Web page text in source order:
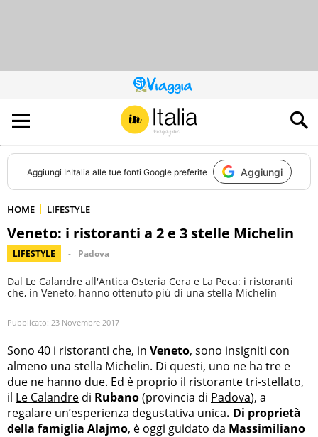
QUESTO
SITO
CONTRIBUISCE
ALL’AUDIENCE
DI
Aggiungi InItalia alle tue fonti Google preferite Aggiungi
HOME LIFESTYLE
Veneto: i ristoranti a 2 e 3 stelle Michelin
LIFESTYLE Padova
Dal Le Calandre all'Antica Osteria Cera e La Peca: i ristoranti
che, in Veneto, hanno ottenuto più di una stella Michelin
Pubblicato: 23 Novembre 2017
Sono 40 i ristoranti che, in Veneto, sono insigniti con
almeno una stella Michelin. Di questi, uno ne ha tre e
due ne hanno due. Ed è proprio il ristorante tri-stellato,
il Le Calandre di Rubano(provincia di Padova), a
regalare un’esperienza degustativa unica. Di proprietà
della famiglia Alajmo, è oggi guidato da Massimiliano